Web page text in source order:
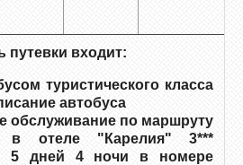
путевки входит:
туристического класса
автобуса
обслуживание по маршруту
в отеле "Карелия" 3***
5 дней 4 ночи в номере